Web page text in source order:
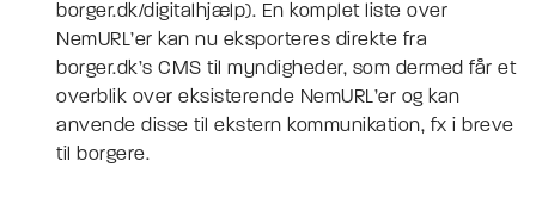
borger.dk/digitalhjælp). En komplet liste over
NemURL’er kan nu eksporteres direkte fra
borger.dk’s CMS til myndigheder, som dermed får et
overblik over eksisterende NemURL’er og kan
anvende disse til ekstern kommunikation, fx i breve
til borgere.